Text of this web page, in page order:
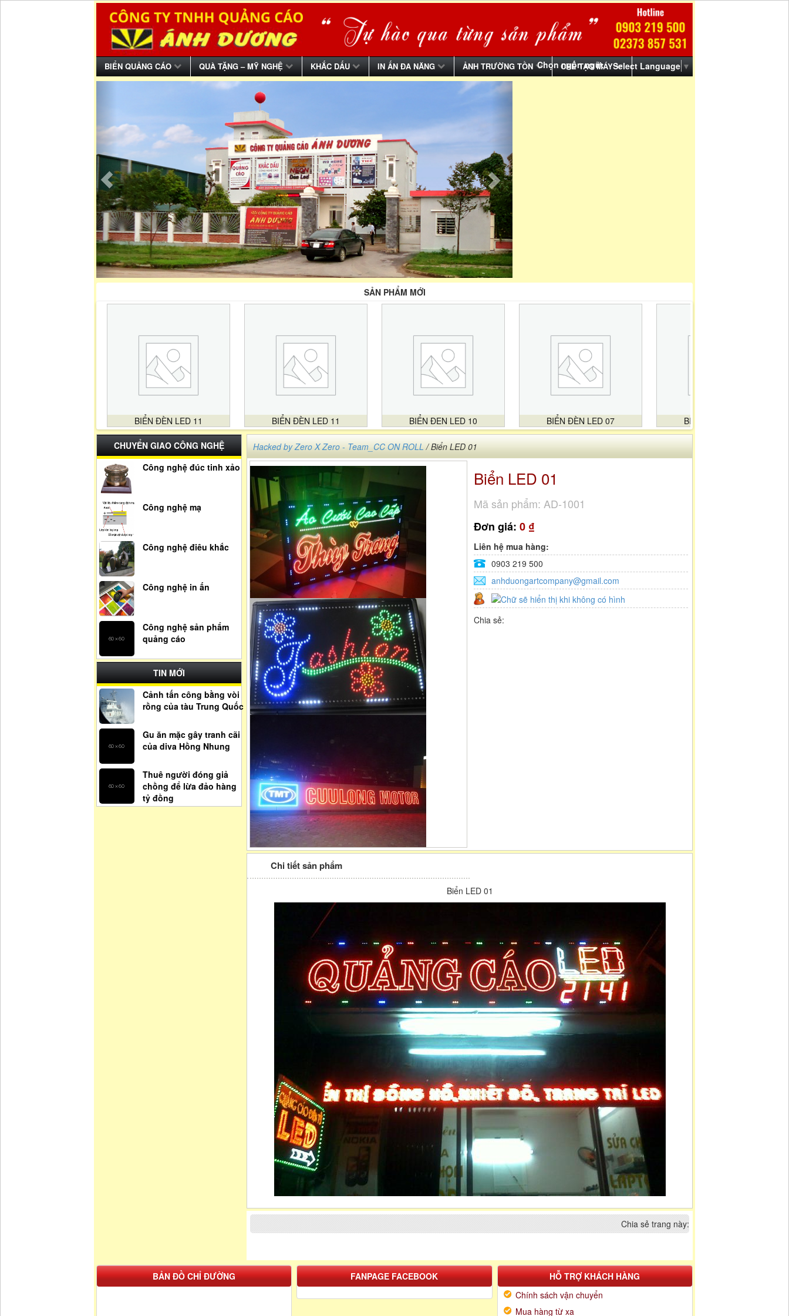
BIỂN QUẢNG CÁO QUÀ TẶNG – MỸ NGHỆ KHẮC DẤU IN ẤN ĐA NĂNG ẢNH TRƯỜNG TỒN CHẾ TẠO MÁY
Chọn ngôn ngữ: Select Language ▼
SẢN PHẨM MỚI
BIỂN ĐÈN LED 11 BIỂN ĐÈN LED 11 BIỂN ĐEN LED 10 BIỂN ĐÈN LED 07 BIỂN ĐÈN LED 08
CHUYỂN GIAO CÔNG NGHỆ
Công nghệ đúc tinh xảo
Công nghệ mạ
Công nghệ điêu khắc
Công nghệ in ấn
Công nghệ sản phẩm
quảng cáo
TIN MỚI
Cảnh tấn công bằng vòi
rồng của tàu Trung Quốc
Gu ăn mặc gây tranh cãi
của diva Hồng Nhung
Thuê người đóng giả
chồng để lừa đảo hàng
tỷ đồng
Hacked by Zero X Zero - Team_CC ON ROLL/ Biển LED 01
Biển LED 01
Mã sản phẩm: AD-1001
Đơn giá: 0 ₫
Liên hệ mua hàng:
0903 219 500
anhduongartcompany@gmail.com
Chia sẻ:
Chi tiết sản phẩm
Biển LED 01
Chia sẻ trang này:
BẢN ĐỒ CHỈ ĐƯỜNG FANPAGE FACEBOOK
HỖ TRỢ KHÁCH HÀNG
Chính sách vận chuyển
Mua hàng từ xa